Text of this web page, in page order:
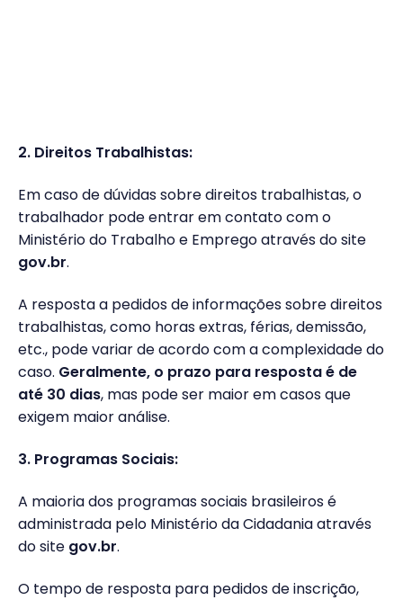
2. Direitos Trabalhistas:
Em caso de dúvidas sobre direitos trabalhistas, o
trabalhador pode entrar em contato com o
Ministério do Trabalho e Emprego através do site
gov.br.
A resposta a pedidos de informações sobre direitos
trabalhistas, como horas extras, férias, demissão,
etc., pode variar de acordo com a complexidade do
caso. Geralmente, o prazo para resposta é de
até 30 dias, mas pode ser maior em casos que
exigem maior análise.
3. Programas Sociais:
A maioria dos programas sociais brasileiros é
administrada pelo Ministério da Cidadania através
do site gov.br.
O tempo de resposta para pedidos de inscrição,